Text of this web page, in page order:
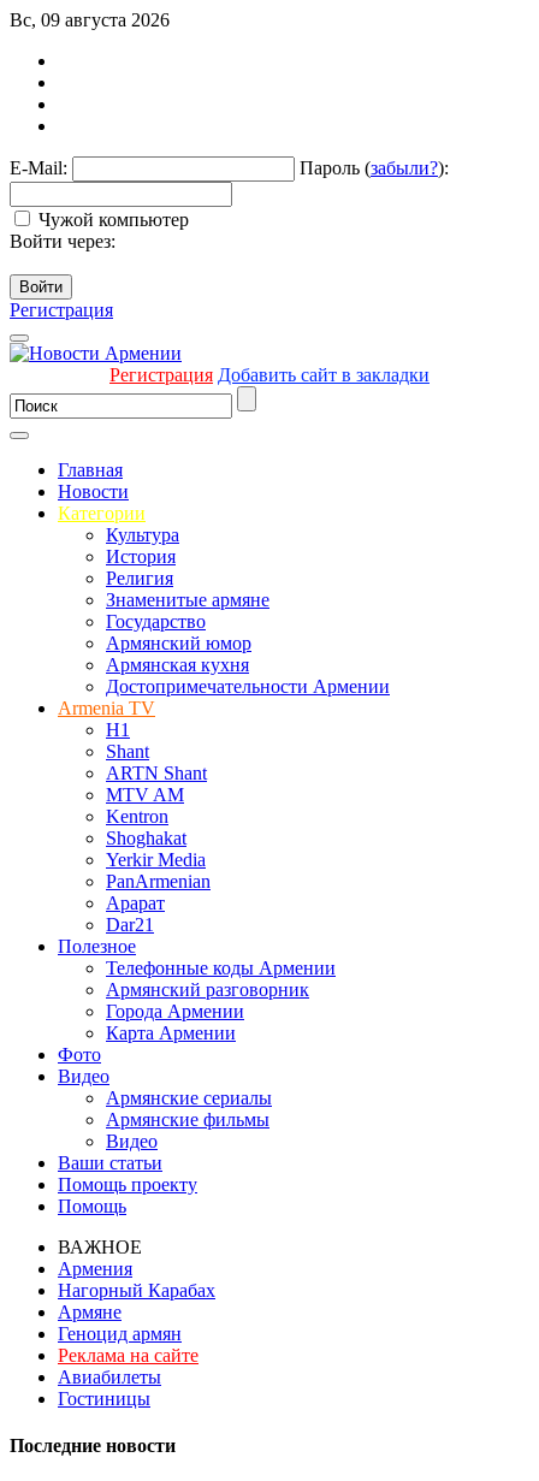
Вс, 09 августа 2026
E-Mail: Пароль (забыли?):
Чужой компьютер
Войти через:
Войти
Регистрация
Регистрация Добавить сайт в закладки
Главная
Новости
Категории
Культура
История
Религия
Знаменитые армяне
Государство
Армянский юмор
Армянская кухня
Достопримечательности Армении
Armenia TV
H1
Shant
ARTN Shant
MTV AM
Kentron
Shoghakat
Yerkir Media
PanArmenian
Арарат
Dar21
Полезное
Телефонные коды Армении
Армянский разговорник
Города Армении
Карта Армении
Фото
Видео
Армянские сериалы
Армянские фильмы
Видео
Ваши статьи
Помощь проекту
Помощь
ВАЖНОЕ
Армения
Нагорный Карабах
Армяне
Геноцид армян
Реклама на сайте
Авиабилеты
Гостиницы
Последние новости